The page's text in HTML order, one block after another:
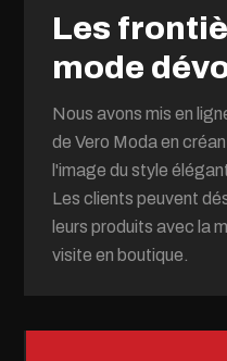
Les
mode
Nous avons mis en
de Vero Moda en
l'image du style
Les clients peuvent
leurs produits avec la
visite en boutique.